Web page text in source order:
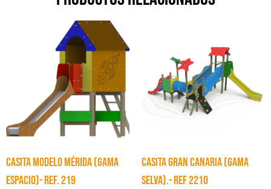
CASITA MODELO MÉRIDA (GAMA
ESPACIO)- Ref. 219
CASITA GRAN CANARIA (GAMA
SELVA).- Ref 2210